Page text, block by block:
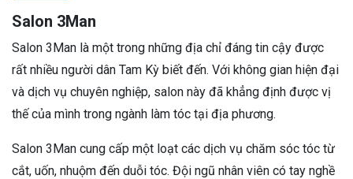
Salon 3Man
Salon 3Man là một trong những địa chỉ đáng tin cậy được
rất nhiều người dân Tam Kỳ biết đến. Với không gian hiện đại
và dịch vụ chuyên nghiệp, salon này đã khẳng định được vị
thế của mình trong ngành làm tóc tại địa phương.
Salon 3Man cung cấp một loạt các dịch vụ chăm sóc tóc từ
cắt, uốn, nhuộm đến duỗi tóc. Đội ngũ nhân viên có tay nghề